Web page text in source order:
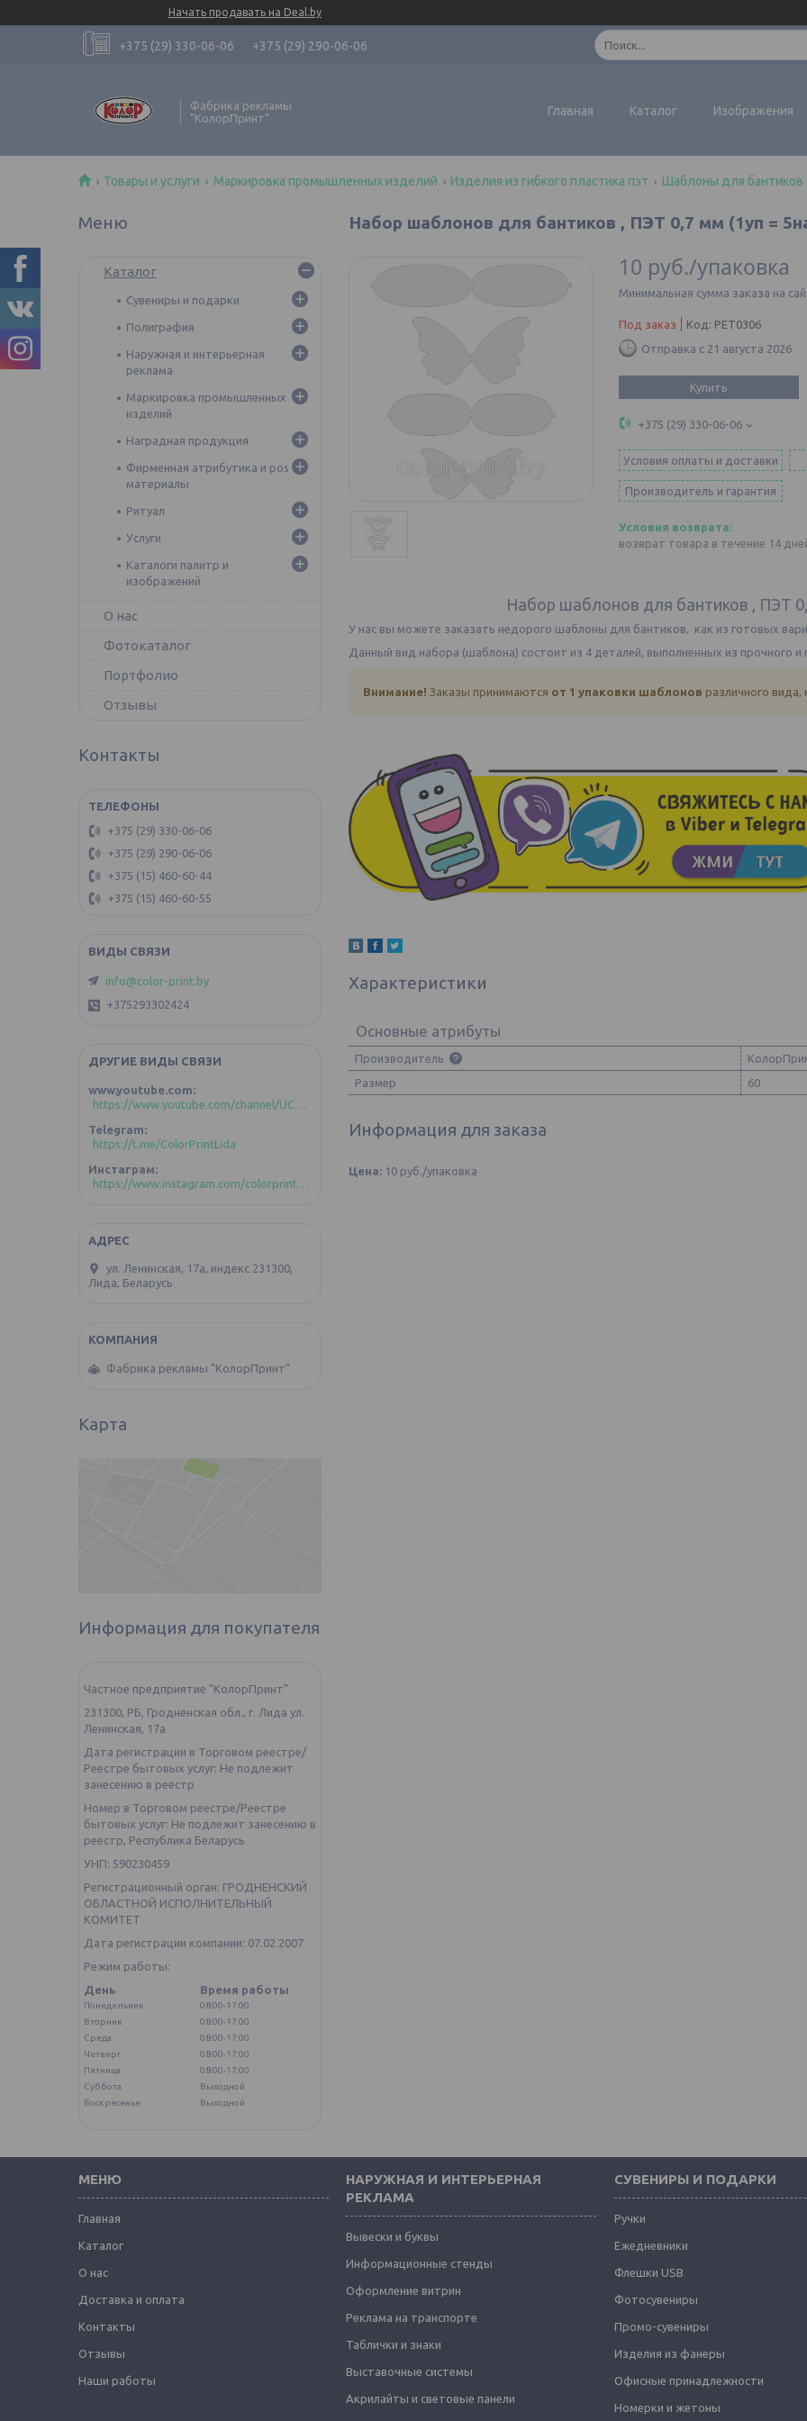
Начать продавать на Deal.by
+375 (29) 330-06-06 +375 (29) 290-06-06
Фабрика рекламы
"КолорПринт"
Главная Каталог Изображения
Товары и услуги Маркировка промышленных изделий Изделия из гибкого пластика пэт Шаблоны для бантиков
Набор шаблонов для бантиков , ПЭТ 0,7 мм (1уп =
10 руб./упаковка
Минимальная сумма заказа на
Под заказ Код: PET0306
Отправка с 21 августа 2026
Купить
+375 (29) 330-06-06
Условия оплаты и доставки
Производитель и гарантия
возврат товара в течение 14
Набор шаблонов для бантиков , ПЭТ
У нас вы можете заказать недорого шаблоны для бантиков, как из готовых
Данный вид набора (шаблона) состоит из 4 деталей, выполненных из прочного
Внимание! Заказы принимаются от 1 упаковки шаблонов различного
Характеристики
Основные атрибуты
Производитель
Размер
60
Информация для заказа
Цена: 10 руб. /упаковка
Каталог
Сувениры и подарки
Полиграфия
Наружная и интерьерная
реклама
Маркировка промышленных
изделий
Наградная продукция
Фирменная атрибутика и pos
материалы
Ритуал
Услуги
Каталоги палитр и
изображений
О нас
Фотокаталог
Портфолио
Отзывы
Контакты
+375 (29) 330-06-06
+375 (29) 290-06-06
+375 (15) 460-60-44
+375 (15) 460-60-55
info@color-print.by
+375293302424
ДРУГИЕ ВИДЫ СВЯЗИ
www.youtube.com
https://www.youtube.com/channel/UCoztIlR-zC4GFVKuBLDd-GA/videos?view_as=subscriber
Telegram
https://t.me/ColorPrintLida
Инстаграм
ул. Ленинская, 17а, индекс 231300,
Лида, Беларусь
Фабрика рекламы "КолорПринт"
Карта
Информация для покупателя
Частное предприятие "КолорПринт"
231300, РБ, Гродненская обл., г. Лида ул.
Ленинская, 17а
Дата регистрации в Торговом реестре/
Реестре бытовых услуг: Не подлежит
занесению в реестр
Номер в Торговом реестре/Реестре
бытовых услуг: Не подлежит занесению в
реестр, Республика Беларусь
УНП: 590230459
Регистрационный орган: ГРОДНЕНСКИЙ
ОБЛАСТНОЙ ИСПОЛНИТЕЛЬНЫЙ
КОМИТЕТ
Дата регистрации компании: 07.02.2007
Режим работы:
День
Время работы
Понедельник
08:00-17:00
Вторник
08:00-17:00
Среда
08:00-17:00
Четверг
08:00-17:00
Пятница
08:00-17:00
Суббота
Выходной
Воскресенье
Выходной
МЕНЮ
Главная
Каталог
О нас
Доставка и оплата
Контакты
Отзывы
Наши работы
НАРУЖНАЯ И ИНТЕРЬЕРНАЯ
РЕКЛАМА
Вывески и буквы
Информационные стенды
Оформление витрин
Реклама на транспорте
Таблички и знаки
Выставочные системы
Акрилайты и световые панели
СУВЕНИРЫ И ПОДАРКИ
Ручки
Ежедневники
Флешки USB
Фотосувениры
Промо-сувениры
Изделия из фанеры
Офисные принадлежности
Номерки и жетоны